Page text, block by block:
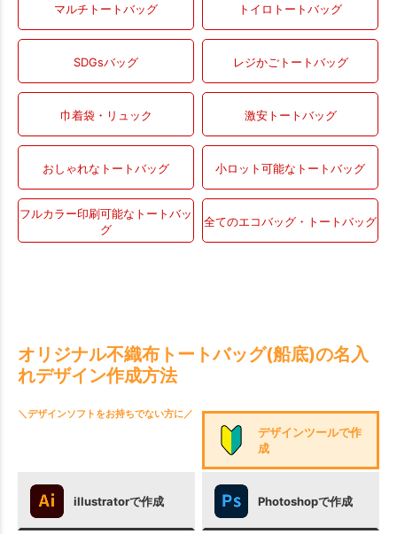
マルチトートバッグ トイロトートバッグ
SDGsバッグ レジかごトートバッグ
巾着袋・リュック 激安トートバッグ
おしゃれなトートバッグ 小ロット可能なトートバッグ
フルカラー印刷可能なトートバッ
グ
全てのエコバッグ・トートバッグ
オリジナル不織布トートバッグ(船底)の名入
れデザイン作成方法
＼デザインソフトをお持ちでない方に／
デザインツールで作
成
illustratorで作成 Photoshopで作成